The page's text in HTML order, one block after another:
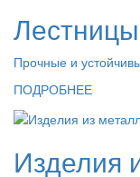
Прочные и
ПОДРОБНЕЕ
Изделия